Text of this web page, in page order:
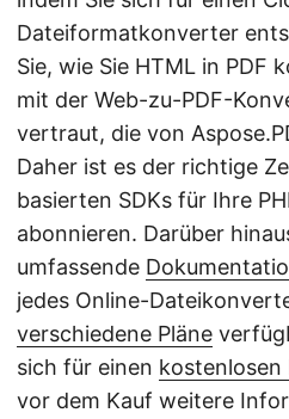
Dateiformatkonverter
Sie, wie Sie HTML in PDF
mit der Web-zu-PDF-
vertraut, die von
Daher ist es der richtige
basierten SDKs für Ihre
abonnieren. Darüber
umfassende
jedes Online-
verschiedene Pläne
sich für einen kostenlosen
vor dem Kauf weitere